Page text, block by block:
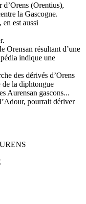
d’Orens (Orentius),
la Gascogne.
est aussi
Orensan résultant d’une
indique une
des dérivés d’Orens
la diphtongue
Aurensan gascons...
pourrait dériver